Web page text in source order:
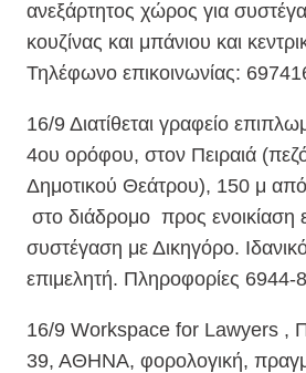
ανεξάρτητος χώρος για
κουζίνας και μπάνιου και
Τηλέφωνο επικοινωνίας:
16/9 Διατίθεται γραφείο
4ου ορόφου, στον Πειραιά
Δημοτικού Θεάτρου), 150 μ
στο διάδρομο προς ενοικίαση
συστέγαση με Δικηγόρο. Ιδανικό
επιμελητή. Πληροφορίες
16/9 Workspace for Lawyers
39, ΑΘΗΝΑ, φορολογική,